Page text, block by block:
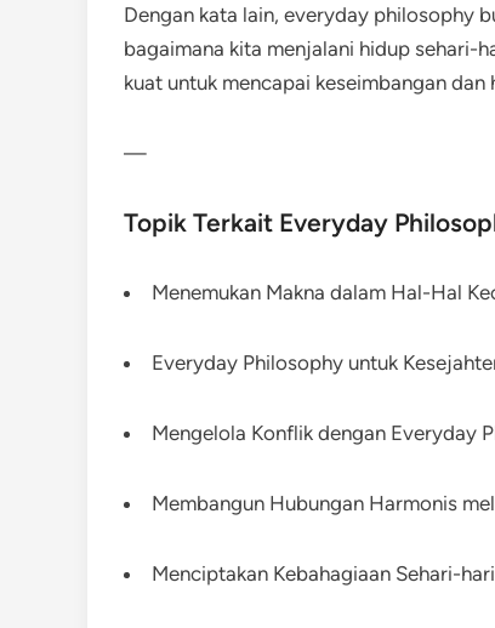
Dengan kata lain, everyday philosophy
bagaimana kita menjalani hidup sehari-
kuat untuk mencapai keseimbangan
—
Topik Terkait Everyday
Menemukan Makna dalam Hal-Hal
Everyday Philosophy untuk
Mengelola Konflik dengan Everyday
Membangun Hubungan Harmonis
Menciptakan Kebahagiaan Sehari-hari